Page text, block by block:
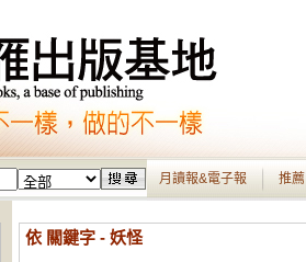
月讀報&電子報 推
依 關鍵字 - 妖怪